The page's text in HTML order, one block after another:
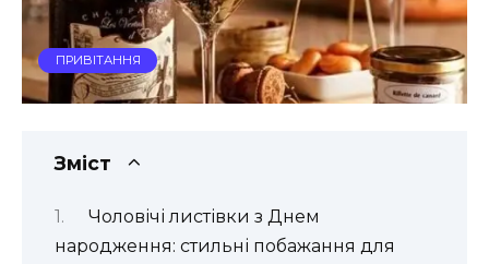
ПРИВІТАННЯ
Зміст
Чоловічі листівки з Днем
народження: стильні побажання для